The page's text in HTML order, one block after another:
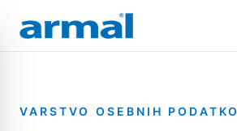
Preskoči na glavno vsebino
VARSTVO OSEBNIH